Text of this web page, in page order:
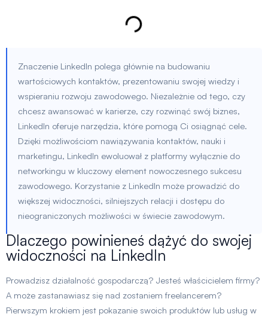
Znaczenie LinkedIn polega głównie na budowaniu
wartościowych kontaktów, prezentowaniu swojej wiedzy i
wspieraniu rozwoju zawodowego. Niezależnie od tego, czy
chcesz awansować w karierze, czy rozwinąć swój biznes,
LinkedIn oferuje narzędzia, które pomogą Ci osiągnąć cele.
Dzięki możliwościom nawiązywania kontaktów, nauki i
marketingu, LinkedIn ewoluował z platformy wyłącznie do
networkingu w kluczowy element nowoczesnego sukcesu
zawodowego. Korzystanie z LinkedIn może prowadzić do
większej widoczności, silniejszych relacji i dostępu do
nieograniczonych możliwości w świecie zawodowym.
Dlaczego powinieneś dążyć do swojej
widoczności na LinkedIn
Prowadzisz działalność gospodarczą? Jesteś właścicielem firmy?
A może zastanawiasz się nad zostaniem freelancerem?
Pierwszym krokiem jest pokazanie swoich produktów lub usług w